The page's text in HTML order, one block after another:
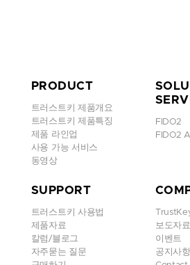
PRODUCT
트러스트키 제품개요
트러스트키 제품특징
제품 라인업
사용 가능 서비스
동영상
FIDO2
FIDO2
SUPPORT
트러스트키 사용법
제품자료
칼럼/블로그
자주묻는 질문
보도자료
이벤트
공지사항